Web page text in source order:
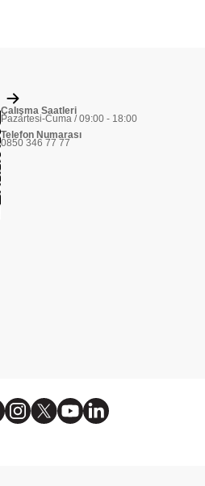
Çalışma Saatleri
Pazartesi-Cuma / 09:00 - 18:00
Telefon Numarası
0850 346 77 77